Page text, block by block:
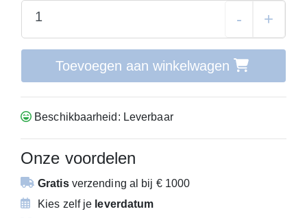
- +
Toevoegen aan winkelwagen
Beschikbaarheid: Leverbaar
Onze voordelen
Gratisverzending al bij € 1000
Kies zelf je leverdatum